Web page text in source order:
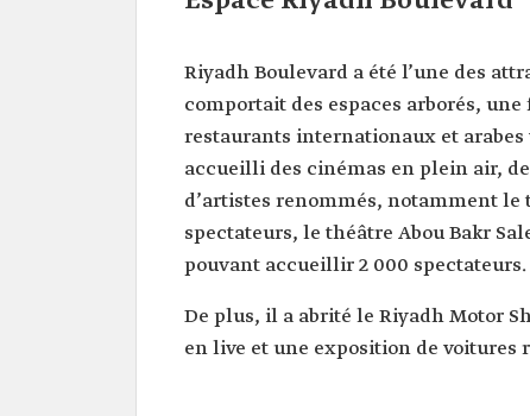
Riyadh Boulevard a été l’une des
comportait des espaces arborés,
restaurants internationaux et arabes
accueilli des cinémas en plein air,
d’artistes renommés, notamment le
spectateurs, le théâtre Abou Bakr
pouvant accueillir 2 000 spectateurs.
De plus, il a abrité le Riyadh Motor
en live et une exposition de voitures